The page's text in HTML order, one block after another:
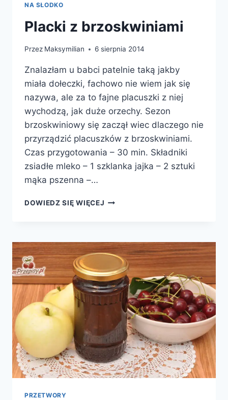
NA SŁODKO
Placki z brzoskwiniami
Przez Maksymilian 6 sierpnia 2014
Znalazłam u babci patelnie taką jakby
miała dołeczki, fachowo nie wiem jak się
nazywa, ale za to fajne placuszki z niej
wychodzą, jak duże orzechy. Sezon
brzoskwiniowy się zaczął wiec dlaczego nie
przyrządzić placuszków z brzoskwiniami.
Czas przygotowania – 30 min. Składniki
zsiadłe mleko – 1 szklanka jajka – 2 sztuki
mąka pszenna –…
DOWIEDZ SIĘ WIĘCEJ PLACKI
PRZETWORY